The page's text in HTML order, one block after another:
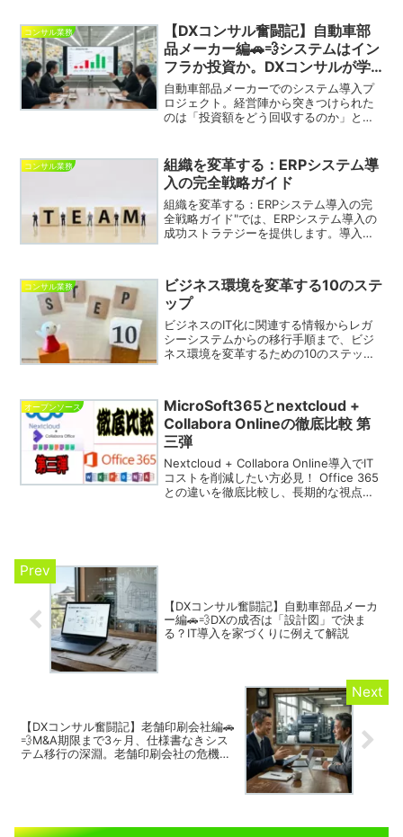
コの方法をご紹介します。
コンサル業務
【DXコンサル奮闘記】自動車部
品メーカー編🚗💨システムはイン
フラか投資か。DXコンサルが学
んだ「経営のモノサシ」
自動車部品メーカーでのシステム導入プ
ロジェクト。経営陣から突きつけられた
のは「投資額をどう回収するのか」とい
コンサル業務
組織を変革する：ERPシステム導
入の完全戦略ガイド
組織を変革する：ERPシステム導入の完
全戦略ガイド"では、ERPシステム導入の
成功ストラテジーを提供します。導入費
ーション、ユーザーの抵抗対策、カスタ
マイズ、IT知識の獲得、システム適合性
の評価、外部コンサルタントとの協業に
ついて詳細に語ります。あなたの組織を
次のレベルへ導くための一手を提供しま
す。
コンサル業務
ビジネス環境を変革する10のステ
ップ
ビジネスのIT化に関連する情報からレガ
シーシステムからの移行手順まで、ビジ
ネス環境を変革するための10のステップ
オープンソース
MicroSoft365とnextcloud +
Collabora Onlineの徹底比較 第
三弾
Nextcloud + Collabora Online導入でIT
コストを削減したい方必見！ Office 365
との違いを徹底比較し、長期的な視点か
【DXコンサル奮闘記】自動車部品メーカ
ー編🚗💨DXの成否は「設計図」で決ま
る？IT導入を家づくりに例えて解説
【DXコンサル奮闘記】老舗印刷会社編🚗
💨M&A期限まで3ヶ月、仕様書なきシス
テム移行の深淵。老舗印刷会社の危機を